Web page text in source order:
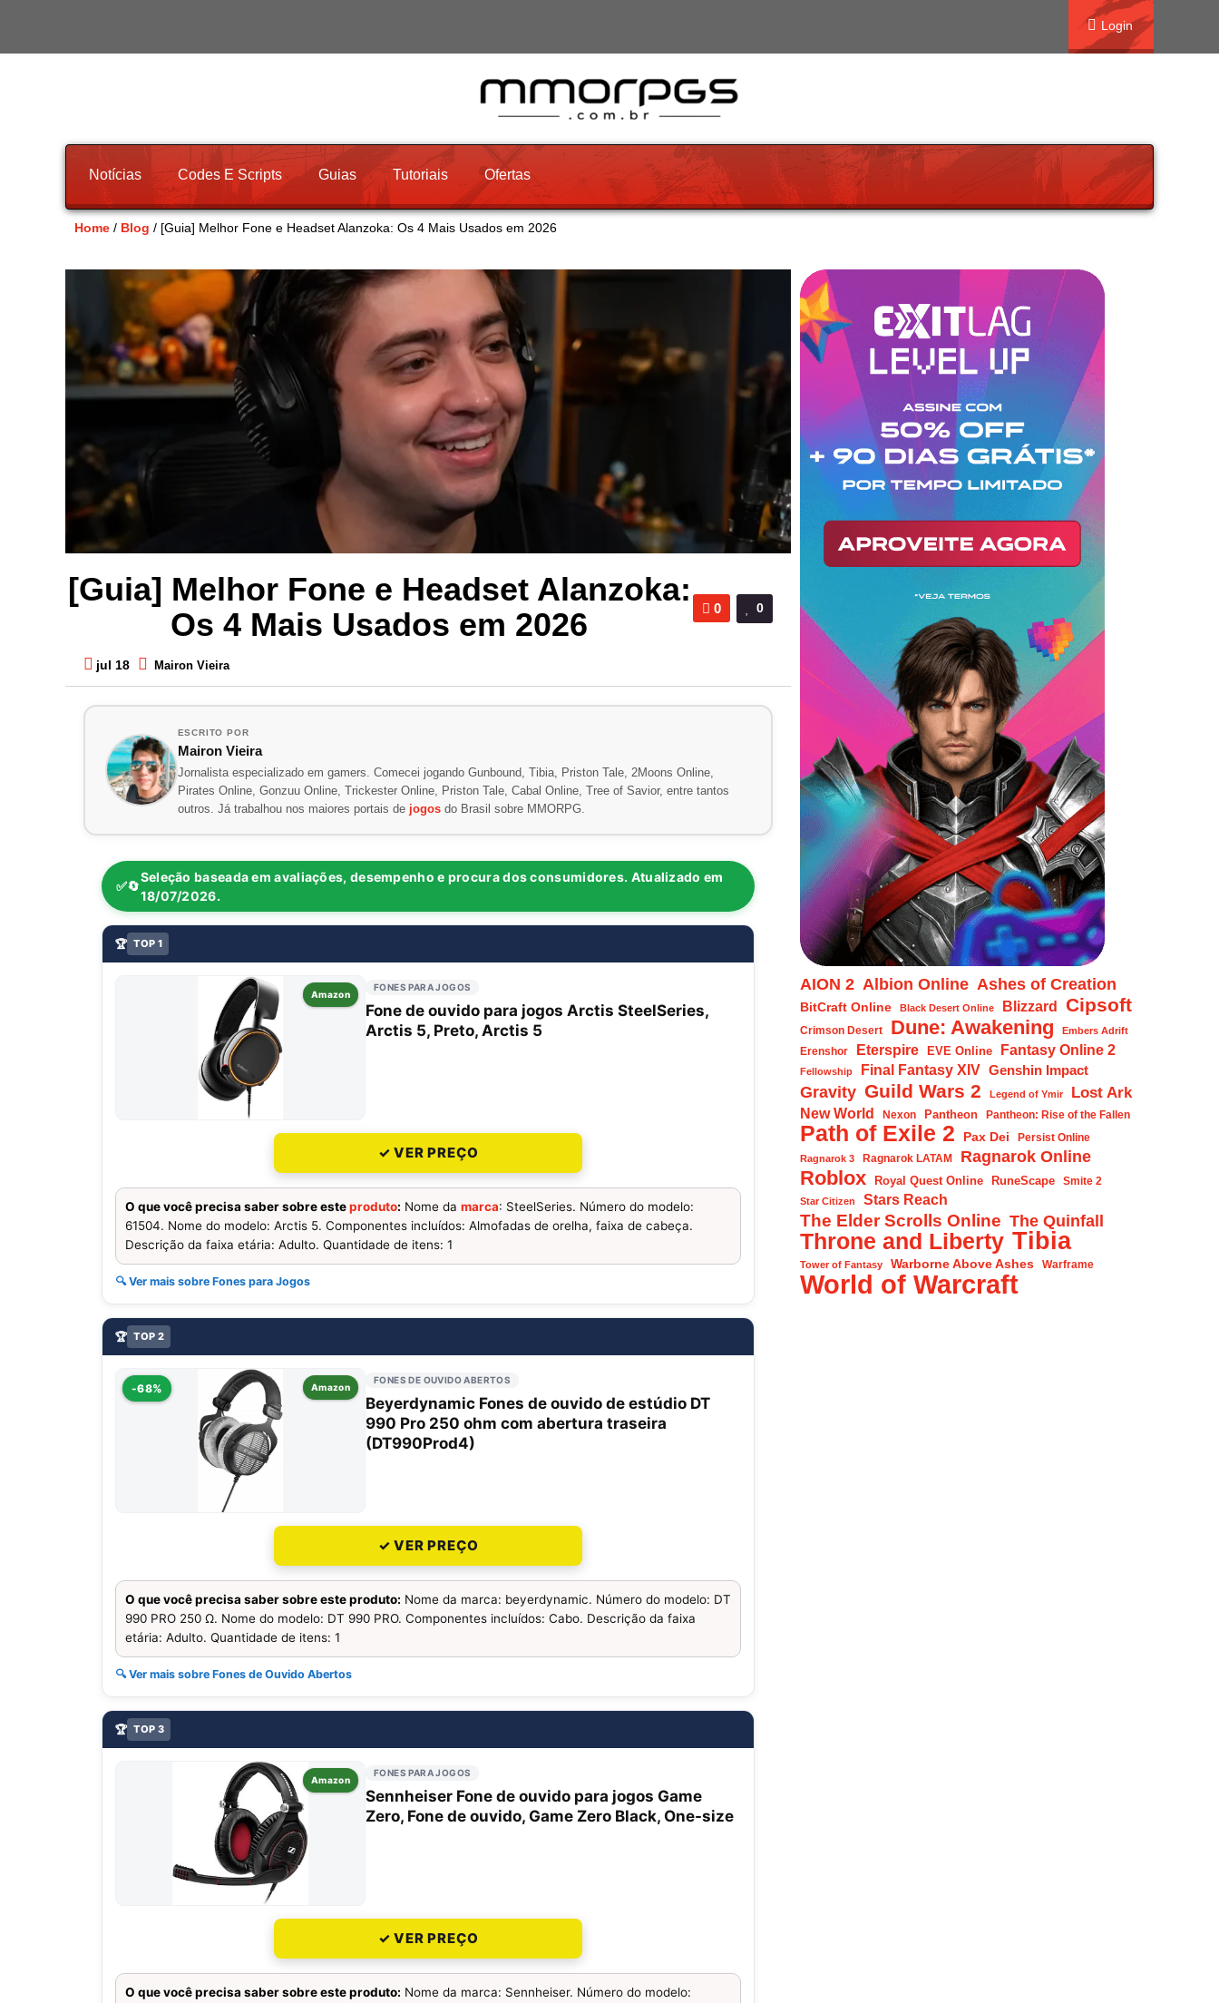
Login
Notícias Codes E Scripts Guias Tutoriais Ofertas
Home / Blog / [Guia] Melhor Fone e Headset Alanzoka: Os 4 Mais Usados em 2026
0
0
[Guia] Melhor Fone e Headset Alanzoka:
Os 4 Mais Usados em 2026
jul 18 Mairon Vieira
ESCRITO POR
Mairon Vieira
Jornalista especializado em gamers. Comecei jogando Gunbound, Tibia, Priston Tale, 2Moons Online,
Pirates Online, Gonzuu Online, Trickester Online, Priston Tale, Cabal Online, Tree of Savior, entre tantos
outros. Já trabalhou nos maiores portais de jogosdo Brasil sobre MMORPG.
✅🔄
Seleção baseada em avaliações, desempenho e procura dos consumidores. Atualizado em
18/07/2026.
🏆 TOP 1
Amazon
FONES PARA JOGOS
Fone de ouvido para jogos Arctis SteelSeries,
Arctis 5, Preto, Arctis 5
✓ VER PREÇO
O que você precisa saber sobre esteproduto: Nome da marca: SteelSeries. Número do modelo:
61504. Nome do modelo: Arctis 5. Componentes incluídos: Almofadas de orelha, faixa de cabeça.
Descrição da faixa etária: Adulto. Quantidade de itens: 1
🔍 Ver mais sobre Fones para Jogos
🏆 TOP 2
-68% Amazon
FONES DE OUVIDO ABERTOS
Beyerdynamic Fones de ouvido de estúdio DT
990 Pro 250 ohm com abertura traseira
(DT990Prod4)
✓ VER PREÇO
O que você precisa saber sobre este produto: Nome da marca: beyerdynamic. Número do modelo: DT
990 PRO 250 Ω. Nome do modelo: DT 990 PRO. Componentes incluídos: Cabo. Descrição da faixa
etária: Adulto. Quantidade de itens: 1
🔍 Ver mais sobre Fones de Ouvido Abertos
🏆 TOP 3
Amazon
FONES PARA JOGOS
Sennheiser Fone de ouvido para jogos Game
Zero, Fone de ouvido, Game Zero Black, One-size
✓ VER PREÇO
O que você precisa saber sobre este produto: Nome da marca: Sennheiser. Número do modelo:
AION 2 Albion Online Ashes of Creation
BitCraft Online Black Desert Online Blizzard Cipsoft
Crimson Desert Dune: Awakening Embers Adrift
Erenshor Eterspire EVE Online Fantasy Online 2
Fellowship Final Fantasy XIV Genshin Impact
Gravity Guild Wars 2 Legend of Ymir Lost Ark
New World Nexon Pantheon Pantheon: Rise of the Fallen
Path of Exile 2 Pax Dei Persist Online
Ragnarok 3 Ragnarok LATAM Ragnarok Online
Roblox Royal Quest Online RuneScape Smite 2
Star Citizen Stars Reach
The Elder Scrolls Online The Quinfall
Throne and Liberty Tibia
Tower of Fantasy Warborne Above Ashes Warframe
World of Warcraft